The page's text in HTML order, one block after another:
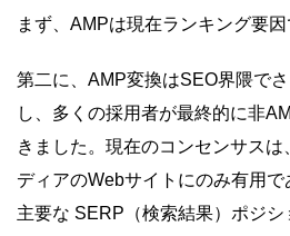
まず、AMPは現在ランキング要因
第二に、AMP変換はSEO界隈で
し、多くの採用者が最終的に非
きました。現在のコンセンサスは
ディアのWebサイトにのみ有用
主要な SERP（検索結果）ポジシ